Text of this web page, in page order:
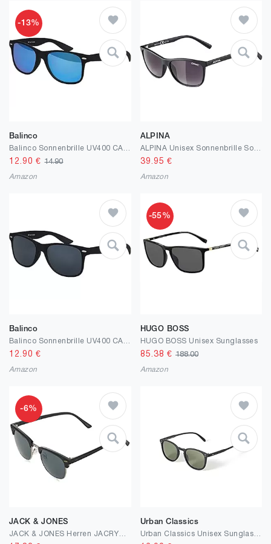
-13%
Balinco
Balinco Sonnenbrille UV400 CAT 3 CE Rubber - mit Federscharnier für Damen & Herren
12.90 €14.90
Amazon
ALPINA
39.95 €
Amazon
Balinco
Balinco Sonnenbrille UV400 CAT 3 CE Rubber - mit Federscharnier für Damen & Herren
12.90 €
Amazon
-55%
HUGO BOSS
HUGO BOSS Unisex Sunglasses
85.38 € 188.00
Amazon
-6%
JACK & JONES
Urban Classics